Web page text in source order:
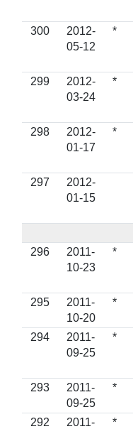
300
2012-
05-12
*
299
2012-
03-24
*
298
2012-
01-17
*
297
2012-
01-15
296
2011-
10-23
*
295
2011-
10-20
*
294
2011-
09-25
*
293
2011-
09-25
*
292
2011-
*